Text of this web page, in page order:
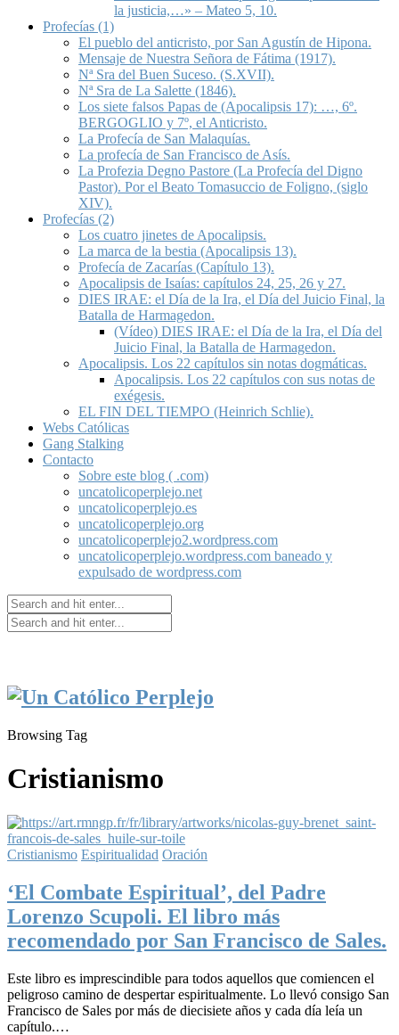
la justicia,…» – Mateo 5, 10.
Profecías (1)
El pueblo del anticristo, por San Agustín de Hipona.
Mensaje de Nuestra Señora de Fátima (1917).
Nª Sra del Buen Suceso. (S.XVII).
Nª Sra de La Salette (1846).
Los siete falsos Papas de (Apocalipsis 17): …, 6º.
BERGOGLIO y 7º, el Anticristo.
La Profecía de San Malaquías.
La profecía de San Francisco de Asís.
La Profezia Degno Pastore (La Profecía del Digno
Pastor). Por el Beato Tomasuccio de Foligno, (siglo
XIV).
Profecías (2)
Los cuatro jinetes de Apocalipsis.
La marca de la bestia (Apocalipsis 13).
Profecía de Zacarías (Capítulo 13).
Apocalipsis de Isaías: capítulos 24, 25, 26 y 27.
DIES IRAE: el Día de la Ira, el Día del Juicio Final, la
Batalla de Harmagedon.
(Vídeo) DIES IRAE: el Día de la Ira, el Día del
Juicio Final, la Batalla de Harmagedon.
Apocalipsis. Los 22 capítulos sin notas dogmáticas.
Apocalipsis. Los 22 capítulos con sus notas de
exégesis.
EL FIN DEL TIEMPO (Heinrich Schlie).
Webs Católicas
Gang Stalking
Contacto
Sobre este blog ( .com)
uncatolicoperplejo.net
uncatolicoperplejo.es
uncatolicoperplejo.org
uncatolicoperplejo2.wordpress.com
uncatolicoperplejo.wordpress.com baneado y
expulsado de wordpress.com
Browsing Tag
Cristianismo
Cristianismo Espiritualidad Oración
‘El Combate Espiritual’, del Padre
Lorenzo Scupoli. El libro más
recomendado por San Francisco de Sales.
Este libro es imprescindible para todos aquellos que comiencen el
peligroso camino de despertar espiritualmente. Lo llevó consigo San
Francisco de Sales por más de diecisiete años y cada día leía un
capítulo.…